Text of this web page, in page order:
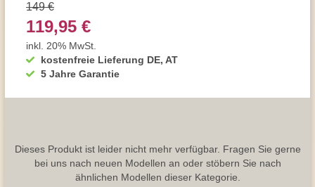
kostenfreie Lieferung DE, AT
5 Jahre Garantie
149 €
119,95 €
inkl. 20% MwSt.
Dieses Produkt ist leider nicht mehr verfügbar. Fragen Sie gerne
bei uns nach neuen Modellen an oder stöbern Sie nach
ähnlichen Modellen dieser Kategorie.